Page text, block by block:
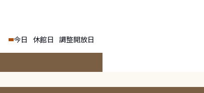
今日 休館日 調整開放日